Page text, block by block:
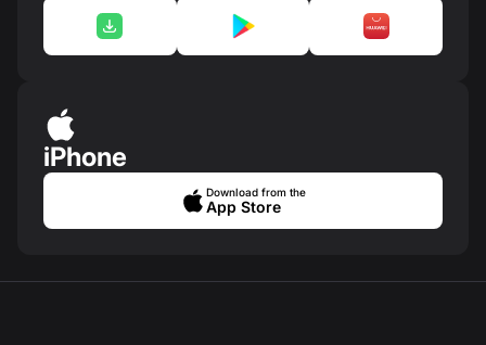
iPhone
Download from the
App Store